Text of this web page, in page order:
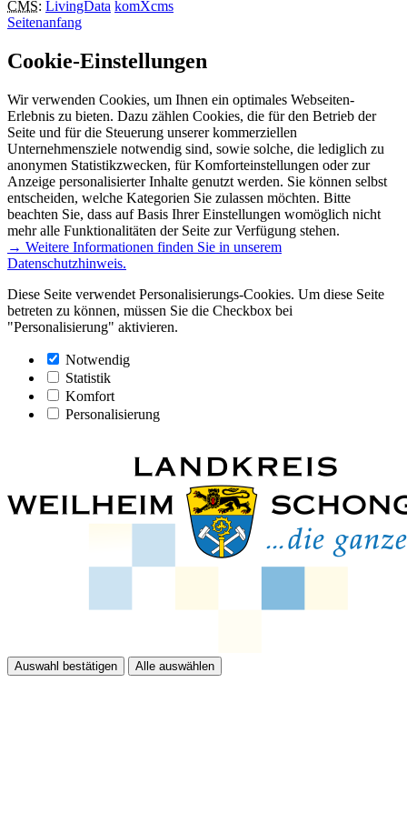
CMS: LivingData komXcms
Seitenanfang
Cookie-Einstellungen
Wir verwenden Cookies, um Ihnen ein optimales Webseiten-
Erlebnis zu bieten. Dazu zählen Cookies, die für den Betrieb der
Seite und für die Steuerung unserer kommerziellen
Unternehmensziele notwendig sind, sowie solche, die lediglich zu
anonymen Statistikzwecken, für Komforteinstellungen oder zur
Anzeige personalisierter Inhalte genutzt werden. Sie können selbst
entscheiden, welche Kategorien Sie zulassen möchten. Bitte
beachten Sie, dass auf Basis Ihrer Einstellungen womöglich nicht
mehr alle Funktionalitäten der Seite zur Verfügung stehen.
→ Weitere Informationen finden Sie in unserem
Datenschutzhinweis.
Diese Seite verwendet Personalisierungs-Cookies. Um diese Seite
betreten zu können, müssen Sie die Checkbox bei
"Personalisierung" aktivieren.
Notwendig
Statistik
Komfort
Personalisierung
Auswahl bestätigen Alle auswählen